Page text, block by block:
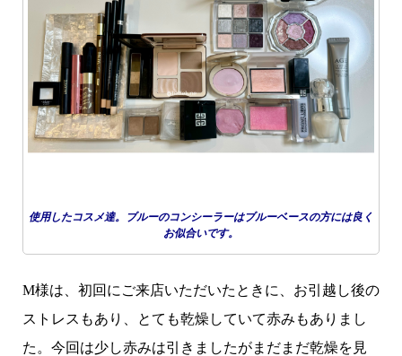
使用したコスメ達。ブルーのコンシーラーはブルーベースの方には良く
お似合いです。
M様は、初回にご来店いただいたときに、お引越し後の
ストレスもあり、とても乾燥していて赤みもありまし
た。今回は少し赤みは引きましたがまだまだ乾燥を見